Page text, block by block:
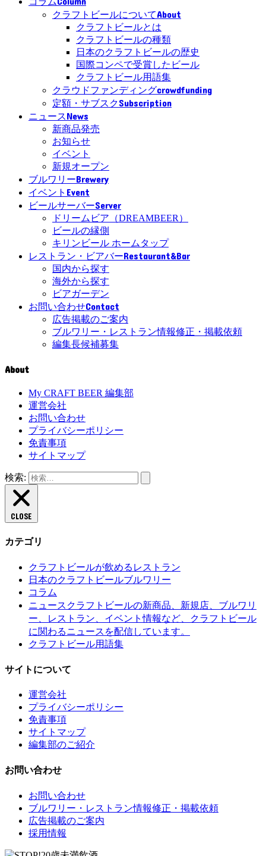
クラフトビールについてAbout
クラフトビールとは
クラフトビールの種類
日本のクラフトビールの歴史
国際コンペで受賞したビール
クラフトビール用語集
クラウドファンディングcrowdfunding
定額・サブスクSubscription
ニュースNews
新商品発売
お知らせ
イベント
新規オープン
ブルワリーBrewery
イベント Event
ビールサーバーServer
ドリームビア（DREAMBEER）
ビールの縁側
キリンビール ホームタップ
レストラン・ビアバーRestaurant&Bar
国内から探す
海外から探す
ビアガーデン
お問い合わせContact
広告掲載のご案内
ブルワリー・レストラン情報修正・掲載依頼
編集長候補募集
About
My CRAFT BEER 編集部
運営会社
お問い合わせ
プライバシーポリシー
免責事項
サイトマップ
検索:
CLOSE
カテゴリ
クラフトビールが飲めるレストラン
日本のクラフトビールブルワリー
コラム
ニュース クラフトビールの新商品、新規店、ブルワリ
ー、レストラン、イベント情報など、クラフトビール
に関わるニュースを配信しています。
クラフトビール用語集
サイトについて
運営会社
プライバシーポリシー
免責事項
サイトマップ
編集部のご紹介
お問い合わせ
お問い合わせ
ブルワリー・レストラン情報修正・掲載依頼
広告掲載のご案内
採用情報